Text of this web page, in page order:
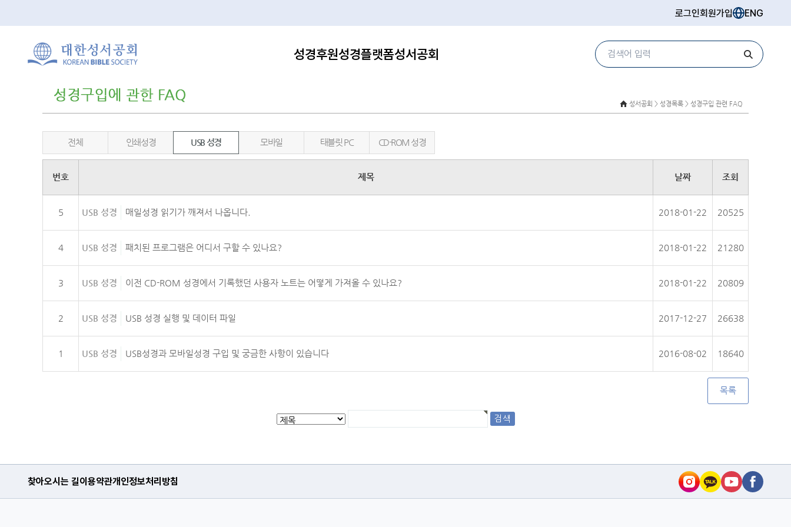
로그인회원가입 ENG
성경후원성경플랫폼성서공회
성서공회 > 성경목록 > 성경구입 관련 FAQ
전체 인쇄성경 USB 성경 모바일 태블릿 PC CD-ROM 성경
번호 제목 날짜 조회
5 USB 성경 매일성경 읽기가 깨져서 나옵니다. 2018-01-22 20525
4 USB 성경 패치된 프로그램은 어디서 구할 수 있나요? 2018-01-22 21280
3 USB 성경 이전 CD-ROM 성경에서 기록했던 사용자 노트는 어떻게 가져올 수 있나요? 2018-01-22 20809
2 USB 성경 USB 성경 실행 및 데이터 파일 2017-12-27 26638
1 USB 성경 USB성경과 모바일성경 구입 및 궁금한 사항이 있습니다 2016-08-02 18640
목록
찾아오시는 길이용약관개인정보처리방침